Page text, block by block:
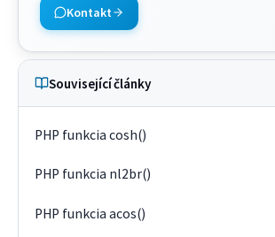
Kontakt
Související články
PHP funkcia cosh()
PHP funkcia nl2br()
PHP funkcia acos()